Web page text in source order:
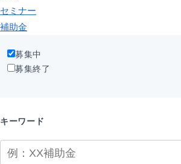
セミナー
補助金
募集中
募集終了
キーワード